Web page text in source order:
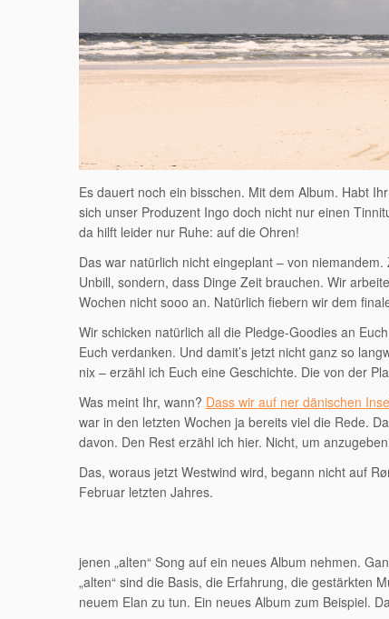
Es dauert noch ein bisschen. Mit dem Album. Habt
sich unser Produzent Ingo doch nicht nur einen
da hilft leider nur Ruhe: auf die Ohren!
Das war natürlich nicht eingeplant – von
Unbill, sondern, dass Dinge Zeit brauchen. Wir
Wochen nicht sooo an. Natürlich fiebern wir dem
Wir schicken natürlich all die Pledge-Goodies an
Euch verdanken. Und damit’s jetzt nicht ganz so
nix – erzähl ich Euch eine Geschichte. Die von der
Was meint Ihr, wann? Dass wir auf ner dänischen
war in den letzten Wochen ja bereits viel die Rede.
davon. Den Rest erzähl ich hier. Nicht, um
Das, woraus jetzt Westwind wird, begann nicht auf
Februar letzten Jahres.
jenen „alten“ Song auf ein neues Album nehmen.
„alten“ sind die Basis, die Erfahrung, die gestärkten
neuem Elan zu tun. Ein neues Album zum Beispiel.